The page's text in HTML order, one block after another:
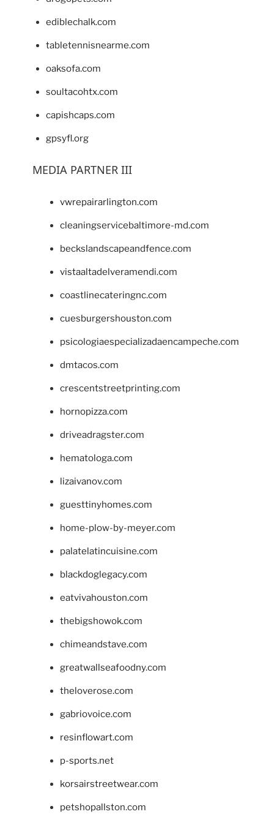
ediblechalk.com
tabletennisnearme.com
oaksofa.com
soultacohtx.com
capishcaps.com
gpsyfl.org
MEDIA PARTNER III
vwrepairarlington.com
cleaningservicebaltimore-md.com
beckslandscapeandfence.com
vistaaltadelveramendi.com
coastlinecateringnc.com
cuesburgershouston.com
psicologiaespecializadaencampeche.com
dmtacos.com
crescentstreetprinting.com
hornopizza.com
driveadragster.com
hematologa.com
lizaivanov.com
guesttinyhomes.com
home-plow-by-meyer.com
palatelatincuisine.com
blackdoglegacy.com
eatvivahouston.com
thebigshowok.com
chimeandstave.com
greatwallseafoodny.com
theloverose.com
gabriovoice.com
resinflowart.com
p-sports.net
korsairstreetwear.com
petshopallston.com